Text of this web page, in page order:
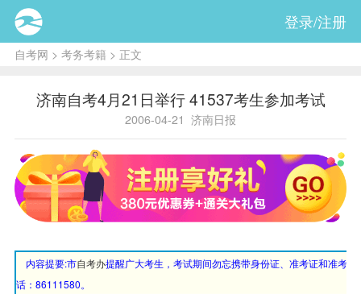
登录/注册
自考网 > 考务考籍 > 正文
济南自考4月21日举行 41537考生参加考试
2006-04-21 济南日报
内容提要:市自考办提醒广大考生，考试期间勿忘携带身份证、准考证和准考
话：86111580。